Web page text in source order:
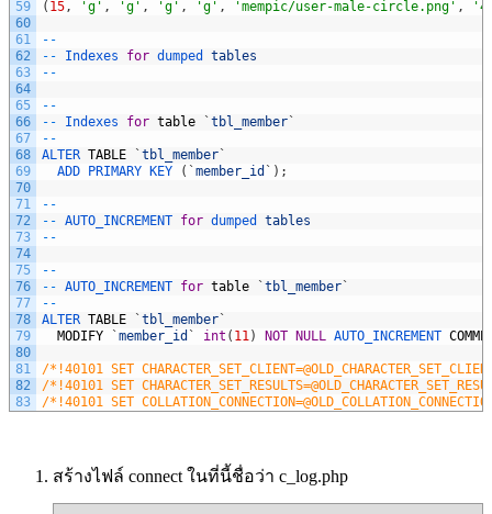
59
60
61
62
63
64
65
66
67
68
69
70
71
72
73
74
75
76
77
78
79
80
81
82
83
( 15, 'g' , 'g' , 'g' , 'g' , 'mempic/user-male-circle.png' ,
--
--
Indexes for dumped tables
--
--
--
Indexes for table ` tbl_member`
--
ALTER TABLE ` tbl_member`
ADD PRIMARY KEY ( `member_id ` ) ;
--
-- AUTO_INCREMENT for dumped tables
--
--
-- AUTO_INCREMENT for table ` tbl_member`
--
ALTER TABLE ` tbl_member`
MODIFY
`member_id ` int ( 11) NOT NULL AUTO_INCREMENT
/*!40101 SET
/*!40101 SET
/*!40101 SET
สร้างไฟล์ connect ในที่นี้ชื่อว่า c_log.php